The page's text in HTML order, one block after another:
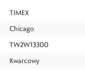
TIMEX
Chicago
TW2W13300
Kwarcowy